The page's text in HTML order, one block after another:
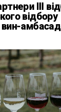
ІІІ
відбору
вин-